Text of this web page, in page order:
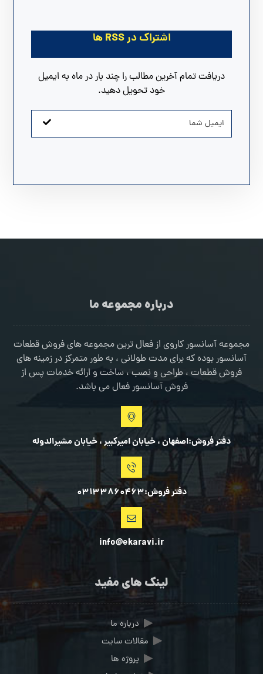
اشتراک در RSS ها
دریافت تمام آخرین مطالب را چند بار در ماه به ایمیل
خود تحویل دهید.
درباره مجموعه ما
مجموعه آسانسور کاروی از فعال ترین مجموعه های فروش قطعات
آسانسور بوده که برای مدت طولانی ، به طور متمرکز در زمینه های
فروش قطعات ، طراحی و نصب ، ساخت و ارائه خدمات پس از
فروش آسانسور فعال می باشد.
دفتر فروش:اصفهان ، خیابان امیرکبیر ، خیابان مشیرالدوله
دفتر فروش:03133860463
info@ekaravi.ir
لینک های مفید
درباره ما
مقالات سایت
پروژه ها